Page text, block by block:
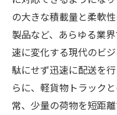
の大きな積載量と柔軟
製品など、あらゆる業
速に変化する現代のビ
駄にせず迅速に配送を
らに、軽貨物トラック
常、少量の荷物を短距